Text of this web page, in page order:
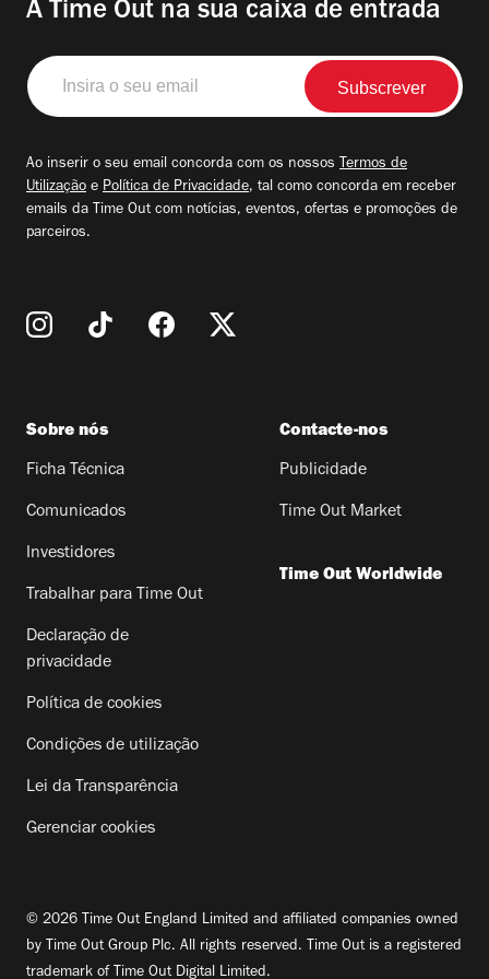
A Time Out na sua caixa de entrada
Insira
o
seu
Ao inserir o seu email concorda com os nossos Termos de
Utilização e Política de Privacidade, tal como concorda em receber
emails da Time Out com notícias, eventos, ofertas e promoções de
parceiros.
Sobre nós
Ficha Técnica
Comunicados
Investidores
Trabalhar para Time Out
Declaração de
privacidade
Política de cookies
Condições de utilização
Lei da Transparência
Gerenciar cookies
Contacte-nos
Publicidade
Time Out Market
Time Out Worldwide
© 2026 Time Out England Limited and affiliated companies owned
by Time Out Group Plc. All rights reserved. Time Out is a registered
trademark of Time Out Digital Limited.